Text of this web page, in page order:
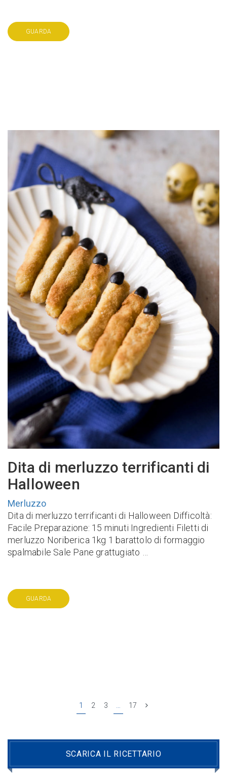
GUARDA
Dita di merluzzo terrificanti di
Halloween
Merluzzo
Dita di merluzzo terrificanti di Halloween Difficoltà:
Facile Preparazione: 15 minuti Ingredienti Filetti di
merluzzo Noriberica 1kg 1 barattolo di formaggio
spalmabile Sale Pane grattugiato …
GUARDA
1 2 3 17
SCARICA IL RICETTARIO